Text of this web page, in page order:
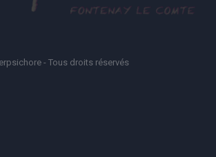
- Tous droits réservés